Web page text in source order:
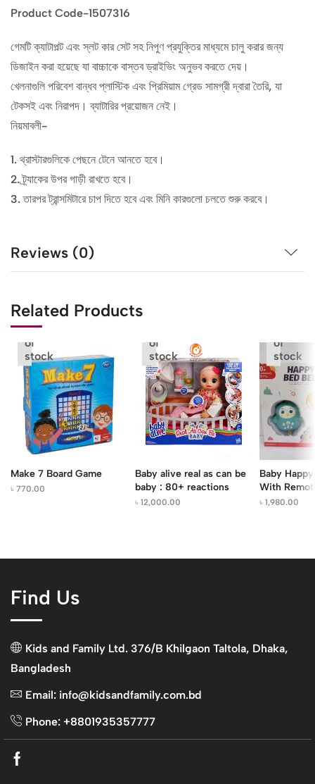
Product Code-1507316
গেমটি ক্যাটাপল্ট এবং স্লট কার সেট সহ নিপুণ প্রযুক্তির মাধ্যমে চালু করার জন্য
ডিজাইন করা হয়েছে যা বাচ্চাকে বাস্তব ড্রাইভিং অনুভব করতে দেয়।
খেলনাগুলি পরিবেশ বান্ধব প্লাস্টিক এবং প্রিমিয়াম গ্রেড সামগ্রী দ্বারা তৈরি, যা
টেকসই এবং নিরাপদ। ব্যাটারির প্রয়োজন নেই।
নিয়মাবলী-
1. থ্রাস্টারগুলিকে পেছনে টেনে আনতে হবে।
2. ট্র্যাকের উপর গাড়ী রাখতে হবে।
3. তারপর ট্রান্সমিটারে চাপ দিতে হবে এবং মিনি কারগুলো চলতে শুরু করবে।
Reviews (0)
Related Products
Out
of
stock
Make 7 Board Game
৳ 770.00
of
stock
Baby alive real as can be
baby : 80+ reactions
৳12,000.00
of
stock
Baby
With
৳1,980.00
Find Us
Kids and Family Ltd. 376/B Khilgaon Taltola, Dhaka,
Bangladesh
Email: info@kidsandfamily.com.bd
Phone: +8801935357777